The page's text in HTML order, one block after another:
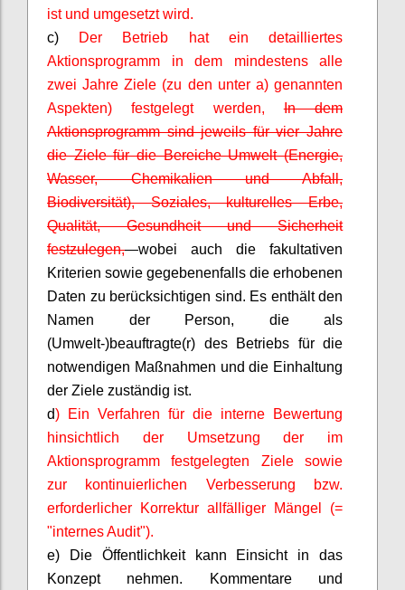
ist und umgesetzt wird.
c)
Der Betrieb hat ein
detailliertes
Aktionsprogramm in dem mindestens alle
zwei Jahre Ziele (zu den unter a) genannten
Aspekten) festgelegt werden,In dem
Aktionsprogramm sind jeweils für vier Jahre
die Ziele für die Bereiche Umwelt (Energie,
Wasser, Chemikalien und Abfall,
Biodiversität), Soziales, kulturelles Erbe,
Qualität, Gesundheit und Sicherheit
festzulegen,
wobei auch die fakultativen
Kriterien sowie gegebenenfalls die erhobenen
Daten zu berücksichtigen sind. Es enthält den
Namen der Person, die als
(Umwelt-)beauftragte(r) des Betriebs für die
notwendigen Maßnahmen und die Einhaltung
der Ziele zuständig ist.
d) Ein Verfahren für die interne Bewertung
hinsichtlich der Umsetzung der im
Aktionsprogramm festgelegten Ziele sowie
zur kontinuierlichen Verbesserung bzw.
erforderlicher Korrektur allfälliger Mängel (=
"internes Audit").
e) Die Öffentlichkeit kann Einsicht in das
Konzept nehmen. Kommentare und